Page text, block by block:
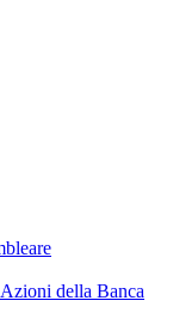
della Banca